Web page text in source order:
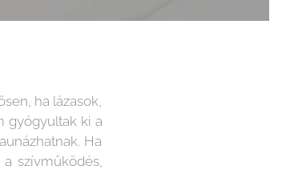
ha lázasok,
gyógyultak ki a
Ha
szívműködés,